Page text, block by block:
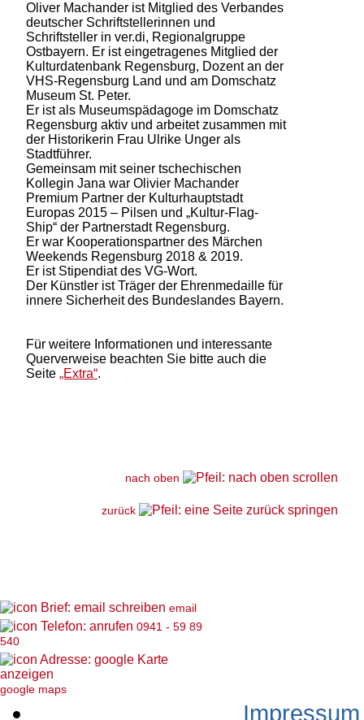
Oliver Machander ist Mitglied des Verbandes
deutscher Schriftstellerinnen und
Schriftsteller in ver.di, Regionalgruppe
Ostbayern. Er ist eingetragenes Mitglied der
Kulturdatenbank Regensburg, Dozent an der
VHS-Regensburg Land und am Domschatz
Museum St. Peter.
Er ist als Museumspädagoge im Domschatz
Regensburg aktiv und arbeitet zusammen mit
der Historikerin Frau Ulrike Unger als
Stadtführer.
Gemeinsam mit seiner tschechischen
Kollegin Jana war Olivier Machander
Premium Partner der Kulturhauptstadt
Europas 2015 – Pilsen und „Kultur-Flag-
Ship“ der Partnerstadt Regensburg.
Er war Kooperationspartner des Märchen
Weekends Regensburg 2018 & 2019.
Er ist Stipendiat des VG-Wort.
Der Künstler ist Träger der Ehrenmedaille für
innere Sicherheit des Bundeslandes Bayern.
Für weitere Informationen und interessante
Querverweise beachten Sie bitte auch die
Seite „Extra“.
nach oben
zurück
email
0941 - 59 89
540
google maps
Impressum